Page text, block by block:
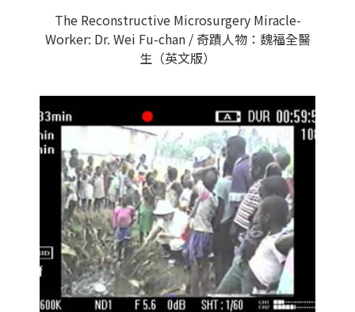
The Reconstructive Microsurgery Miracle-
Worker: Dr. Wei Fu-chan / 奇蹟人物：魏福全醫
生（英文版）